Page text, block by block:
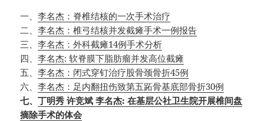
一、李名杰：脊椎结核的一次手术治疗
二、李名杰：椎弓结核并发截瘫手术一例报告
三、李名杰：外科截瘫14例手术分析
四、李名杰: 软脊膜下脂肪瘤并发高位截瘫
五、李名杰：闭式穿钉治疗股骨颈骨折45例
六、李名杰：足内翻扭伤致第五跖骨基底部骨折30例
七、丁明秀 许竞斌 李名杰: 在基层公社卫生院开展椎间盘
摘除手术的体会